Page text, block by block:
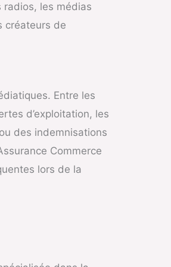
les médias
créateurs de
Entre les
d’exploitation, les
des indemnisations
Commerce
lors de la